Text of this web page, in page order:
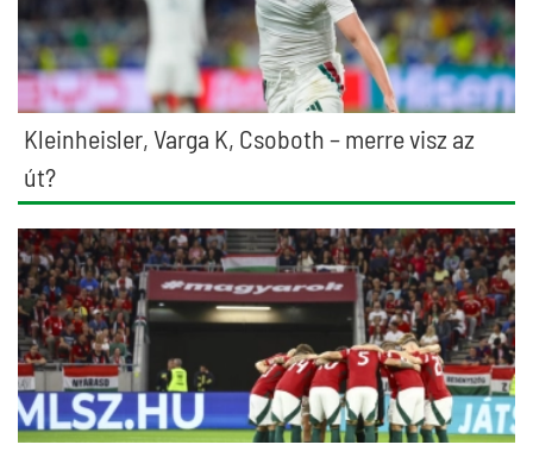
Kleinheisler, Varga K, Csoboth – merre visz az
út?